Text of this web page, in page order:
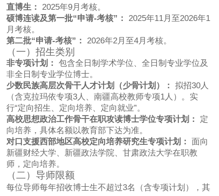
直博生：
2025年9月考核。
硕博连读及第一批“申请-考核”：
2025年11月至2026年1
月考核。
第二批“申请-考核”：
2026年2月至4月考核。
（一）招生类别
非专项计划：
包含全日制学术学位、全日制专业学位及
非全日制专业学位博士。
少数民族高层次骨干人才计划（少骨计划）：
拟招30人
（含克拉玛依专项3人、南疆高校教师专项1人）。实
行“定向招生、定向培养、定向就业”。
高校思想政治工作骨干在职攻读博士学位专项计划：
定
向培养，具体名额以教育部下达为准。
对口支援西部地区高校定向培养研究生专项计划：
面向
新疆财经大学、新疆政法学院、甘肃政法大学在职教
师，定向培养。
（二）导师限额
每位导师每年招收博士生不超过3名（含专项计划），其